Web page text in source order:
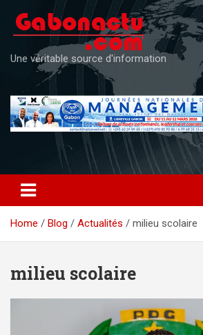
content
Une véritable source d'information
Home Blog Actualités milieu scolaire
milieu scolaire